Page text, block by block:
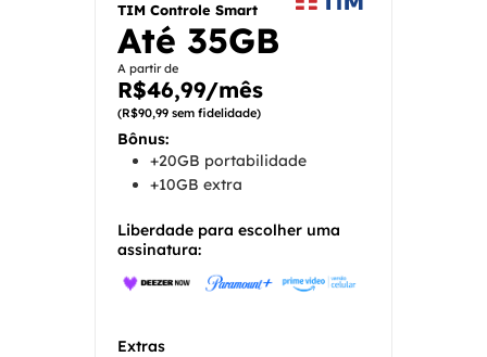
TIM Controle Smart
Até 35GB
A partir de
R$46,99/mês
(R$90,99 sem fidelidade)
Bônus:
+20GB portabilidade
+10GB extra
Liberdade para escolher uma
assinatura:
Extras